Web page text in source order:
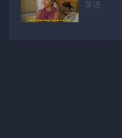
英语